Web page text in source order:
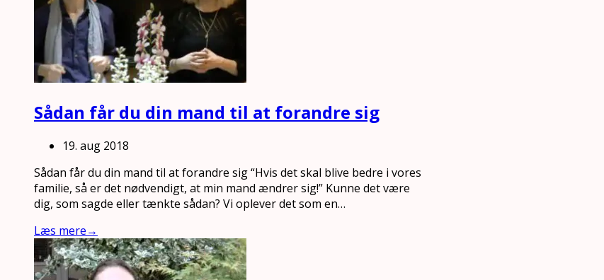
Sådan får du din mand til at forandre sig
19. aug 2018
Sådan får du din mand til at forandre sig “Hvis det skal blive bedre i vores
familie, så er det nødvendigt, at min mand ændrer sig!” Kunne det være
dig, som sagde eller tænkte sådan? Vi oplever det som en…
Læs mere→